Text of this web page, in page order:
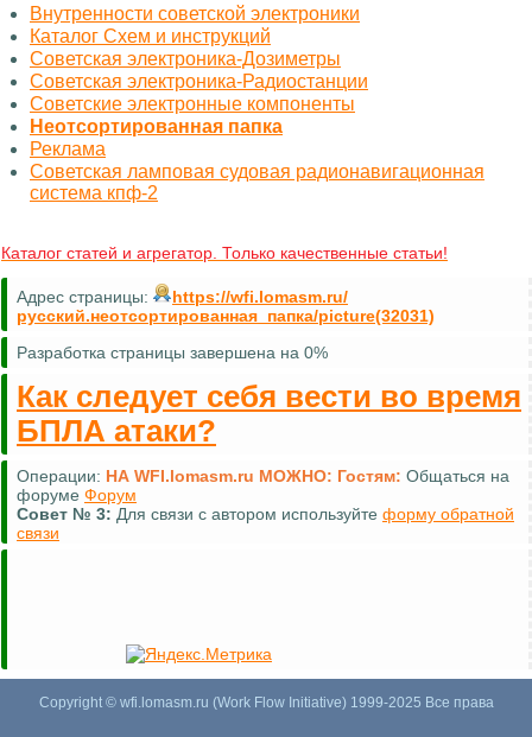
Внутренности советской электроники
Каталог Схем и инструкций
Советская электроника-Дозиметры
Советская электроника-Радиостанции
Советские электронные компоненты
Неотсортированная папка
Реклама
Советская ламповая судовая радионавигационная
система кпф-2
Каталог статей и агрегатор. Только качественные статьи!
Адрес страницы:
https://wfi.lomasm.ru/
русский.неотсортированная_папка/picture(32031)
Разработка страницы завершена на 0%
Как следует себя вести во время
БПЛА атаки?
Операции: НА WFI.lomasm.ru МОЖНО: Гостям: Общаться на
форуме Форум
Совет № 3: Для связи с автором используйте форму обратной
связи
Copyright © wfi.lomasm.ru (Work Flow Initiative) 1999-2025 Все права